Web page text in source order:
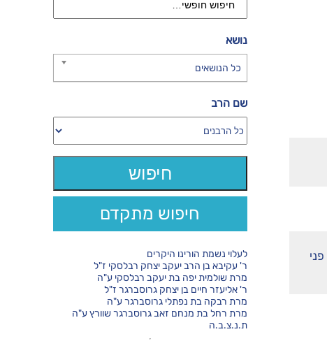
נושא
כל הנושאים
שם הרב
חיפוש מתקדם
לעלוי נשמת הורינו היקרים
ר' עקיבא בן הרב יעקב יצחק רבלסקי ז"ל
מרת שולמית יפה בת יעקב רבלסקי ע"ה
ר' אליעזר חיים בן יצחק גרוסברגר ז"ל
מרת רבקה בת נפתלי גרוסברגר ע"ה
מרת רחל בת מנחם זאב גרוסברגר שוורץ ע"ה
ת.נ.צ.ב.ה